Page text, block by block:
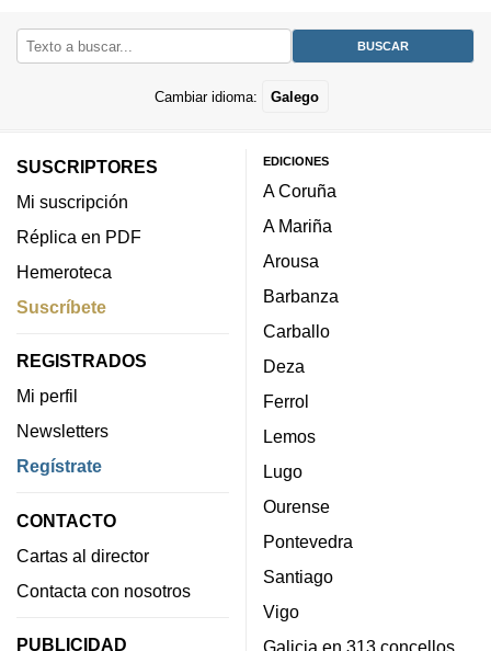
Cambiar idioma: Galego
SUSCRIPTORES
Mi suscripción
Réplica en PDF
Hemeroteca
Suscríbete
REGISTRADOS
Mi perfil
Newsletters
Regístrate
CONTACTO
Cartas al director
Contacta con nosotros
PUBLICIDAD
EDICIONES
A Coruña
A Mariña
Arousa
Barbanza
Carballo
Deza
Ferrol
Lemos
Lugo
Ourense
Pontevedra
Santiago
Vigo
Galicia en 313 concellos